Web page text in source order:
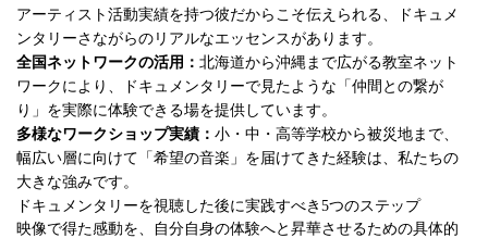
アーティスト活動実績を持つ彼だからこそ伝えられる、ドキュメ
ンタリーさながらのリアルなエッセンスがあります。
全国ネットワークの活用： 北海道から沖縄まで広がる教室ネット
ワークにより、ドキュメンタリーで見たような「仲間との繋が
り」を実際に体験できる場を提供しています。
多様なワークショップ実績： 小・中・高等学校から被災地まで、
幅広い層に向けて「希望の音楽」を届けてきた経験は、私たちの
大きな強みです。
ドキュメンタリーを視聴した後に実践すべき5つのステップ
映像で得た感動を、自分自身の体験へと昇華させるための具体的